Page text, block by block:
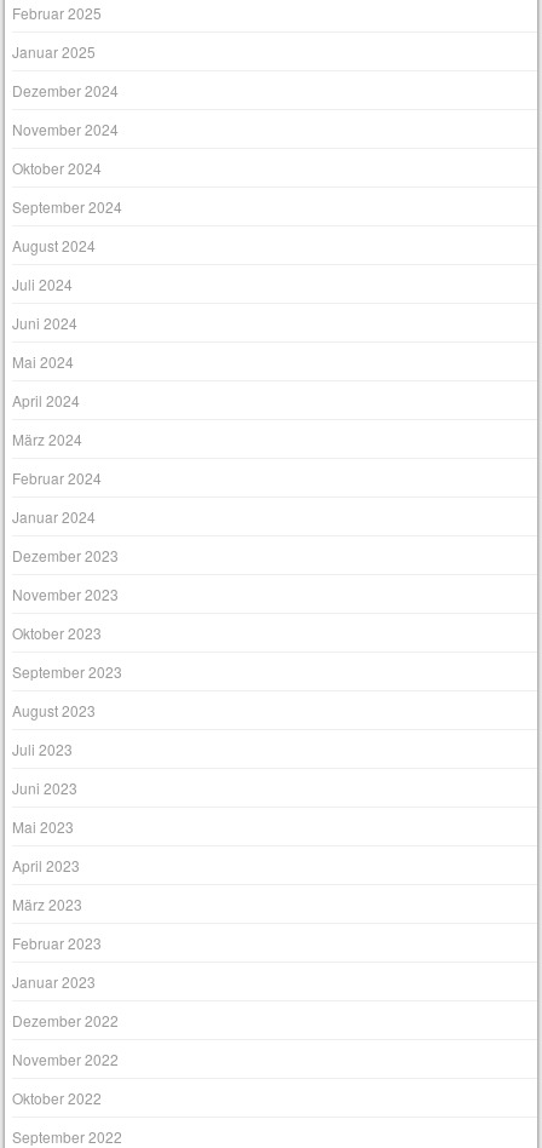
Februar 2025
Januar 2025
Dezember 2024
November 2024
Oktober 2024
September 2024
August 2024
Juli 2024
Juni 2024
Mai 2024
April 2024
März 2024
Februar 2024
Januar 2024
Dezember 2023
November 2023
Oktober 2023
September 2023
August 2023
Juli 2023
Juni 2023
Mai 2023
April 2023
März 2023
Februar 2023
Januar 2023
Dezember 2022
November 2022
Oktober 2022
September 2022